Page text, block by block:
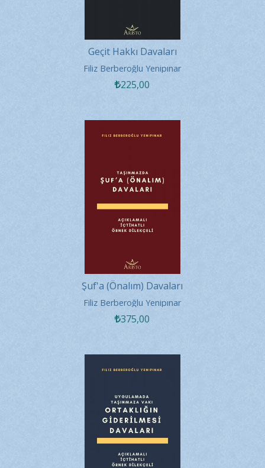
Geçit Hakkı Davaları
Filiz Berberoğlu Yenipınar
225,00
Şuf'a (Önalım) Davaları
Filiz Berberoğlu Yenipınar
375,00